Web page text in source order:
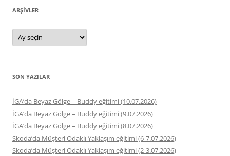
ARŞIVLER
Arşivler
SON YAZILAR
İGA’da Beyaz Gölge – Buddy eğitimi (10.07.2026)
İGA’da Beyaz Gölge – Buddy eğitimi (9.07.2026)
İGA’da Beyaz Gölge – Buddy eğitimi (8.07.2026)
Skoda’da Müşteri Odaklı Yaklaşım eğitimi (6-7.07.2026)
Skoda’da Müşteri Odaklı Yaklaşım eğitimi (2-3.07.2026)